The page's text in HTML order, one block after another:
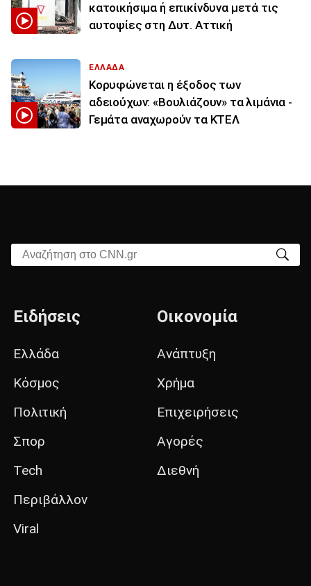
κατοικήσιμα ή επικίνδυνα μετά τις
αυτοψίες στη Δυτ. Αττική
ΕΛΛΑΔΑ
Κορυφώνεται η έξοδος των
αδειούχων: «Βουλιάζουν» τα λιμάνια -
Γεμάτα αναχωρούν τα ΚΤΕΛ
Αναζήτηση στο CNN.gr
Ειδήσεις
Ελλάδα
Κόσμος
Πολιτική
Σπορ
Tech
Περιβάλλον
Viral
Οικονομία
Ανάπτυξη
Χρήμα
Επιχειρήσεις
Αγορές
Διεθνή